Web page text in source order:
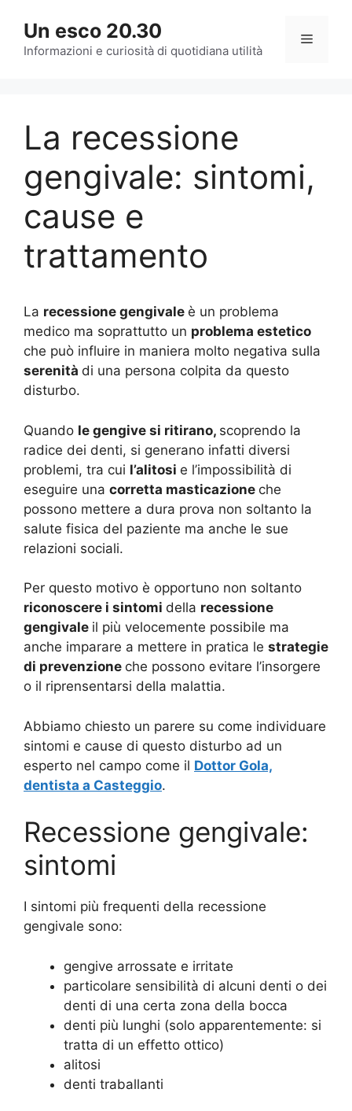
contenuto
Un esco 20.30
Informazioni e curiosità di quotidiana utilità
Menu
La recessione
gengivale: sintomi,
cause e
trattamento
La recessione gengivale è un problema
medico ma soprattutto un problema estetico
che può influire in maniera molto negativa sulla
serenità di una persona colpita da questo
disturbo.
Quando le gengive si ritirano, scoprendo la
radice dei denti, si generano infatti diversi
problemi, tra cui l’alitosi e l’impossibilità di
eseguire una corretta masticazione che
possono mettere a dura prova non soltanto la
salute fisica del paziente ma anche le sue
relazioni sociali.
Per questo motivo è opportuno non soltanto
riconoscere i sintomi della recessione
gengivale il più velocemente possibile ma
anche imparare a mettere in pratica le strategie
di prevenzione che possono evitare l’insorgere
o il riprensentarsi della malattia.
Abbiamo chiesto un parere su come individuare
sintomi e cause di questo disturbo ad un
esperto nel campo come il Dottor Gola,
dentista a Casteggio.
Recessione gengivale:
sintomi
I sintomi più frequenti della recessione
gengivale sono:
gengive arrossate e irritate
particolare sensibilità di alcuni denti o dei
denti di una certa zona della bocca
denti più lunghi (solo apparentemente: si
tratta di un effetto ottico)
alitosi
denti traballanti